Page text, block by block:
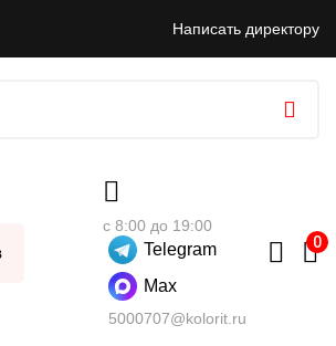
Написать директору
с 8:00 до 19:00
Telegram
Max
5000707@kolorit.ru